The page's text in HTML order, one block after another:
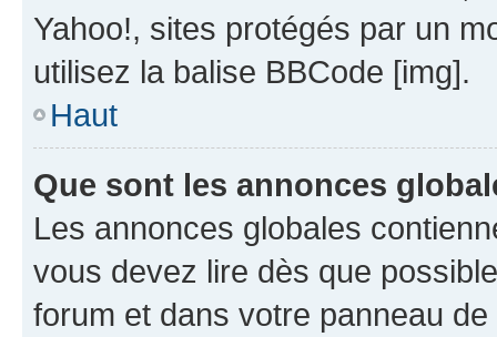
Yahoo!, sites protégés par un
utilisez la balise BBCode [img].
Haut
Que sont les annonces
Les annonces globales
vous devez lire dès que
forum et dans votre panneau